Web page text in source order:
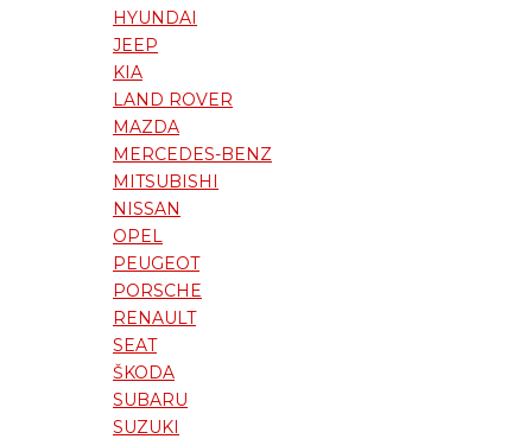
HYUNDAI
JEEP
KIA
LAND ROVER
MAZDA
MERCEDES-BENZ
MITSUBISHI
NISSAN
OPEL
PEUGEOT
PORSCHE
RENAULT
SEAT
ŠKODA
SUBARU
SUZUKI